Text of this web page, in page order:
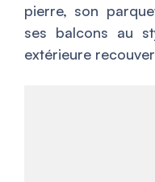
pierre, son
ses balcons au
extérieure